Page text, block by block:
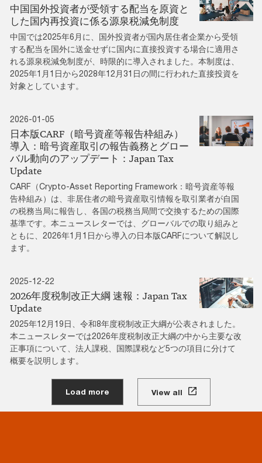
中国国外投資者が受領する配当を原資と
した国内再投資に係る源泉税減免制度
中国では2025年6月に、国外投資者が国内居住者企業から受領
する配当を国外に送金せずに国内に直接投資する場合に適用さ
れる源泉税減免制度が、時限的に導入されました。本制度は、
2025年1月1日から2028年12月31日の間に行われた直接投資を
対象としています。
2026-01-05
日本版CARF（暗号資産等報告枠組み）
導入：暗号資産取引の報告義務とグロー
バル動向のアップデート：Japan Tax
Update
CARF（Crypto-Asset Reporting Framework：暗号資産等報
告枠組み）は、非居住者の暗号資産取引情報を取引業者が自国
の税務当局に報告し、各国の税務当局間で交換するための国際
基準です。本ニュースレターでは、グローバルでの取り組みと
ともに、2026年1月1日から導入の日本版CARFについて解説し
ます。
2025-12-22
2026年度税制改正大綱 速報：Japan Tax
Update
2025年12月19日、令和8年度税制改正大綱が公表されました。
本ニュースレターでは2026年度税制改正大綱の中から主要な改
正事項について、法人課税、国際課税など5つの項目に分けて
概要を説明します。
Load more View all